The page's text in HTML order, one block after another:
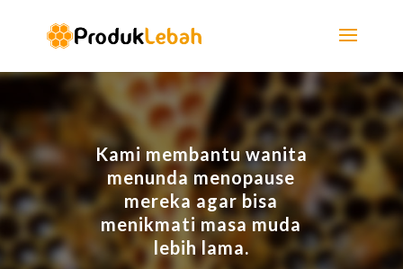
Kami membantu wanita
menunda menopause
mereka agar bisa
menikmati masa muda
lebih lama.